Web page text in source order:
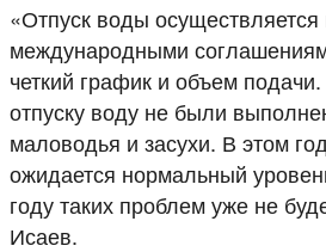
«Отпуск воды осуществляется
международными
четкий график и объем
отпуску воду не были
маловодья и засухи. В этом
ожидается нормальный
году таких проблем уже не
Исаев.